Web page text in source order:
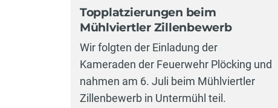
Topplatzierungen beim
Mühlviertler Zillenbewerb
Wir folgten der Einladung der
Kameraden der Feuerwehr Plöcking und
nahmen am 6. Juli beim Mühlviertler
Zillenbewerb in Untermühl teil.